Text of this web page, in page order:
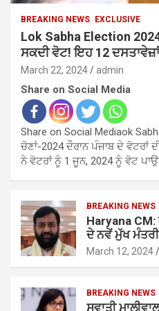
BREAKING NEWS EXCLUSIVE
Lok Sabha Election
ਸਕਦੀ ਵੋਟ! ਇਹ 12
March 22, 2024 admin
Share on Social Media
Share on Social Mediaok
ਚੋਣਾਂ-2024 ਦੌਰਾਨ ਪੰਜਾਬ ਦੇ ਵੋਟਰਾਂ
ਨੇ ਵੋਟਰਾਂ ਨੂੰ 1 ਜੂਨ, 2024 ਨੂੰ ਵੋਟ
BREAKING NEWS
Haryana
ਦੇ ਨਵੇਂ ਮੁੱਖ ਮੰਤਰੀ
March 12, 2024
BREAKING NEWS
ਸਵਾਤੀ